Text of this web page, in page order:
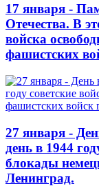
17 января -
Отечества. В
войска
фашистских
27 января -
день в 1944
блокады
Ленинград.